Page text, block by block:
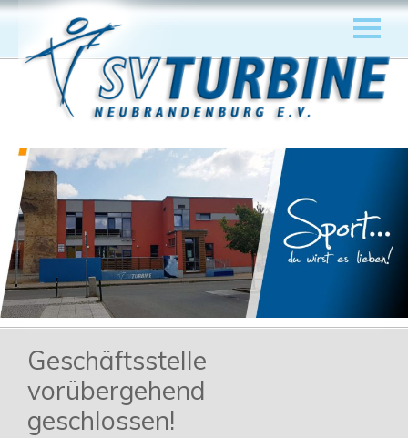
Geschäftsstelle
vorübergehend
geschlossen!